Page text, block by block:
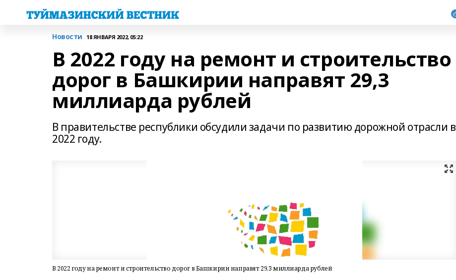
Новости 18 ЯНВАРЯ 2022, 05:22
В 2022 году на ремонт и строительство
дорог в Башкирии направят 29,3
миллиарда рублей
В правительстве республики обсудили задачи по развитию дорожной отрасли в
2022 году.
В 2022 году на ремонт и строительство дорог в Башкирии направят 29,3 миллиарда рублей